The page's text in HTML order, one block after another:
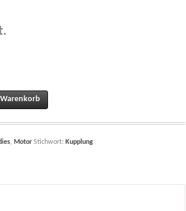
- T180 quantity
, Motor Stichwort: Kupplung